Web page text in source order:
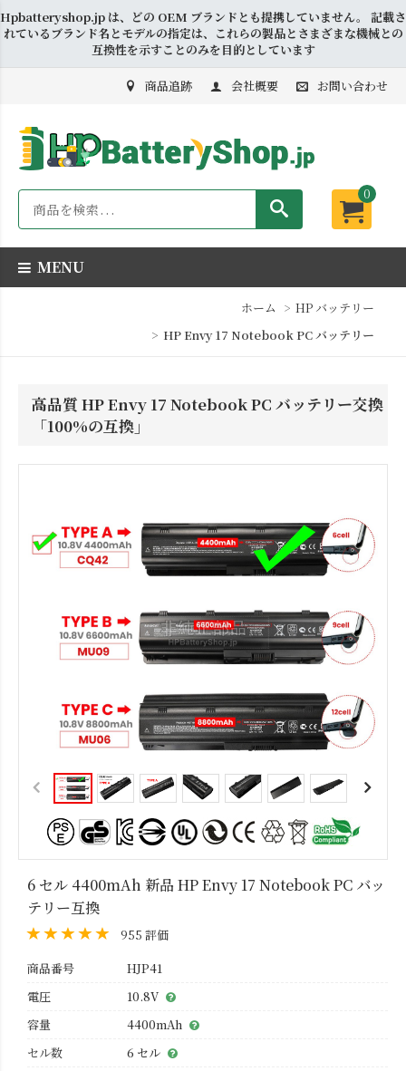
Hpbatteryshop.jp は、どの OEM ブランドとも提携していません。 記載さ
れているブランド名とモデルの指定は、これらの製品とさまざまな機械との
互換性を示すことのみを目的としています
商品追跡 会社概要 お問い合わせ
0
MENU
ホーム
HP バッテリー
HP Envy 17 Notebook PC バッテリー
高品質 HP Envy 17 Notebook PC バッテリー交換
「100%の互換」
6 セル 4400mAh 新品 HP Envy 17 Notebook PC バッ
テリー互換
955 評価
商品番号
HJP41
電圧
10.8V
容量
4400mAh
セル数
6 セル